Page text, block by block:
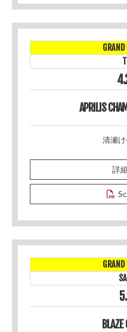
GRAND
APRILIS
清瀬
詳
GRAND